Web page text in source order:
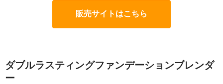
販売サイトはこちら
ダブルラスティングファンデーションブレンダ
ー